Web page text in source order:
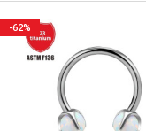
-62%